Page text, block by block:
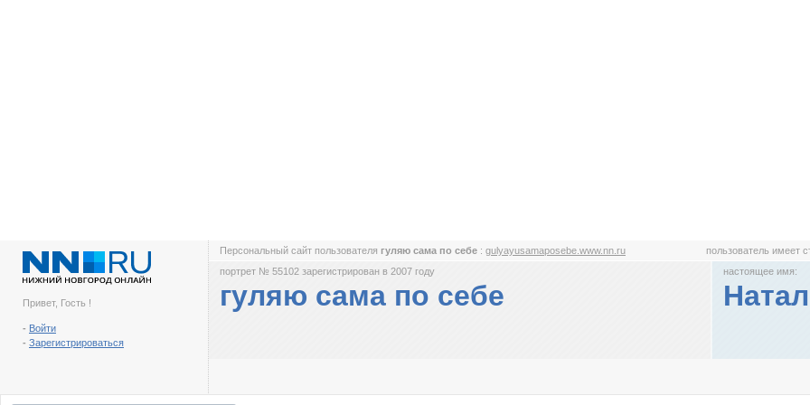
Привет, Гость !
- Войти
- Зарегистрироваться
Персональный сайт пользователя гуляю сама по себе : gulyayusamaposebe.www.nn.ru пользователь имеет
портрет № 55102 зарегистрирован в 2007 году
гуляю сама по себе
настоящее имя: